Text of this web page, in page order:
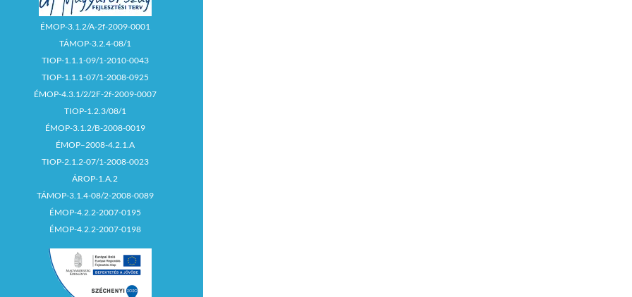
ÉMOP-3.1.2/A-2f-2009-0001
TÁMOP-3.2.4-08/1
TIOP-1.1.1-09/1-2010-0043
TIOP-1.1.1-07/1-2008-0925
ÉMOP-4.3.1/2/2F-2f-2009-0007
TIOP-1.2.3/08/1
ÉMOP-3.1.2/B-2008-0019
ÉMOP–2008-4.2.1.A
TIOP-2.1.2-07/1-2008-0023
ÁROP-1.A.2
TÁMOP-3.1.4-08/2-2008-0089
ÉMOP-4.2.2-2007-0195
ÉMOP-4.2.2-2007-0198